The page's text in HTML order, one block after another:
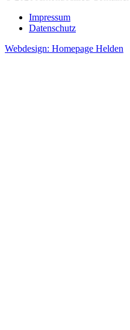
Impressum
Datenschutz
Webdesign: Homepage Helden